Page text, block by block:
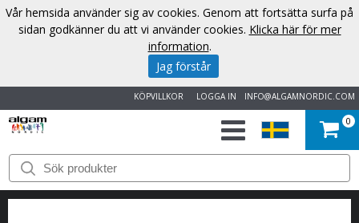
INFO@ALGAMNORDIC.COM
LOGGA IN
KÖPVILLKOR
START
VARUMÄRKEN
0
Vår hemsida använder sig av cookies. Genom att fortsätta surfa på
sidan godkänner du att vi använder cookies. Klicka här för mer
information.
Jag förstår